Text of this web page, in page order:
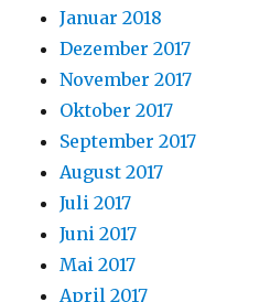
Januar 2018
Dezember 2017
November 2017
Oktober 2017
September 2017
August 2017
Juli 2017
Juni 2017
Mai 2017
April 2017